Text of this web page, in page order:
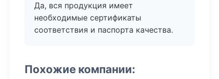
Да, вся продукция имеет
необходимые сертификаты
соответствия и паспорта качества.
Похожие компании: